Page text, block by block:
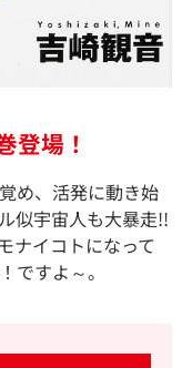
登場！
め、活発に動き始
似宇宙人も大暴走!!
イコトになって
ですよ～。